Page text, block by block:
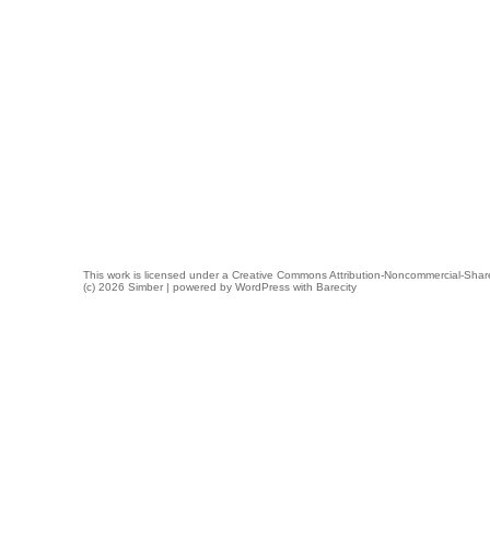
This work is licensed under a Creative Commons Attribution-Noncommercial-
(c) 2026 Simber | powered by WordPress with Barecity